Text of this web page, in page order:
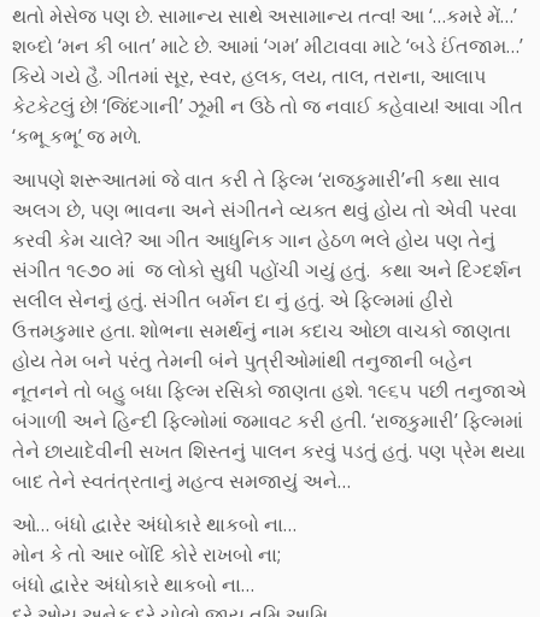
થતો મેસેજ પણ છે. સામાન્ય સાથે અસામાન્ય તત્વ! આ ‘…કમરે મેં…’
શબ્દો ‘મન કી બાત’ માટે છે. આમાં ‘ગમ’ મીટાવવા માટે ‘બડે ઈંતજામ…’
કિયે ગયે હૈ. ગીતમાં સૂર, સ્વર, હલક, લય, તાલ, તરાના, આલાપ
કેટકેટલું છે! ‘જિંદગાની’ ઝૂમી ન ઉઠે તો જ નવાઈ કહેવાય! આવા ગીત
‘કભૂ કભૂ’ જ મળે.
આપણે શરૂઆતમાં જે વાત કરી તે ફિલ્મ ‘રાજકુમારી’ની કથા સાવ
અલગ છે, પણ ભાવના અને સંગીતને વ્યક્ત થવું હોય તો એવી પરવા
કરવી કેમ ચાલે? આ ગીત આધુનિક ગાન હેઠળ ભલે હોય પણ તેનું
સંગીત ૧૯૭૦ માં જ લોકો સુધી પહોંચી ગયું હતું. કથા અને દિગ્દર્શન
સલીલ સેનનું હતું. સંગીત બર્મન દા નું હતું. એ ફિલ્મમાં હીરો
ઉત્તમકુમાર હતા. શોભના સમર્થનું નામ કદાચ ઓછા વાચકો જાણતા
હોય તેમ બને પરંતુ તેમની બંને પુત્રીઓમાંથી તનુજાની બહેન
નૂતનને તો બહુ બધા ફિલ્મ રસિકો જાણતા હશે. ૧૯૬૫ પછી તનુજાએ
બંગાળી અને હિન્દી ફિલ્મોમાં જમાવટ કરી હતી. ‘રાજકુમારી’ ફિલ્મમાં
તેને છાયાદેવીની સખત શિસ્તનું પાલન કરવું પડતું હતું. પણ પ્રેમ થયા
બાદ તેને સ્વતંત્રતાનું મહત્વ સમજાયું અને…
ઓ… બંધો દ્વારેર અંધોકારે થાકબો ના…
મોન કે તો આર બોંદિ કોરે રાખબો ના;
બંધો દ્વારેર અંધોકારે થાકબો ના…